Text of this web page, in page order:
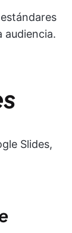
audiencia.
Slides,